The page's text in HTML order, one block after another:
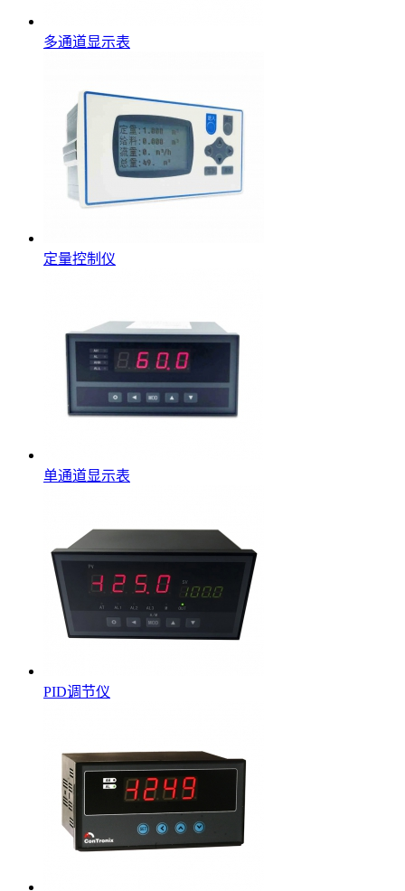
多通道显示表
定量控制仪
单通道显示表
PID调节仪